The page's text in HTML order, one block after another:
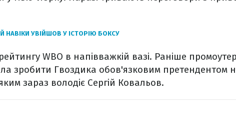
НАВІКИ УВІЙШОВ У ІСТОРІЮ БОКСУ
WBO в напівважкій вазі. Раніше
зробити Гвоздика обов'язковим претендентом
зараз володіє Сергій Ковальов.